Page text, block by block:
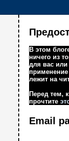
В этом
ничего из
для вас
лежит на
Перед тем,
прочтите
Email